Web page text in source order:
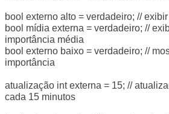
bool externo alto = verdadeiro; //
bool mídia externa = verdadeiro; //
importância média
bool externo baixo = verdadeiro; //
importância
atualização int externa = 15; //
cada 15 minutos